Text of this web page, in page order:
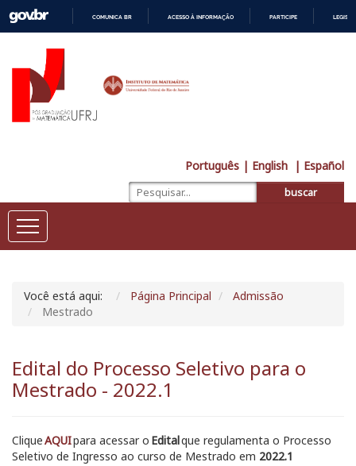
COMUNICA BR ACESSO À INFORMAÇÃO PARTICIPE
Português | English | Español
buscar
Você está aqui: Página Principal
Admissão
Mestrado
Edital do Processo Seletivo para o
Mestrado - 2022.1
CliqueAQUIpara acessar o Editalque regulamenta o Processo
Seletivo de Ingresso ao curso de Mestrado em 2022.1